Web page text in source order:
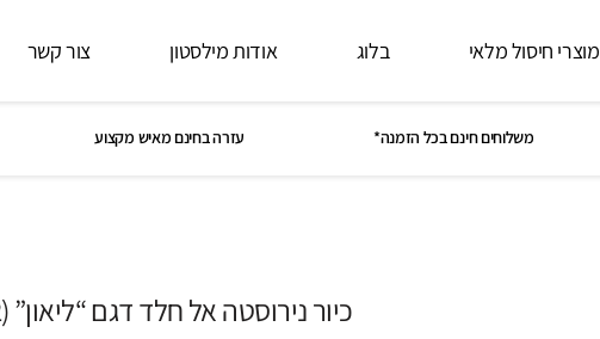
מוצרי חיסול מלאי בלוג אודות מילסטון צור קשר
משלוחים חינם בכל הזמנה* עזרה בחינם מאיש מקצוע
כיור נירוסטה אל חלד דגם “ליאון” (2 ס”מ)